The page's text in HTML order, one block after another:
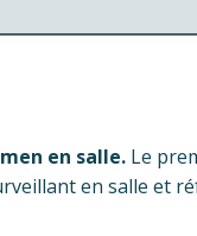
en salle. Le
en salle et